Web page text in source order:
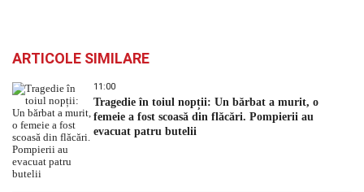
ARTICOLE SIMILARE
11:00
Tragedie în toiul nopții: Un bărbat a murit, o
femeie a fost scoasă din flăcări. Pompierii au
evacuat patru butelii